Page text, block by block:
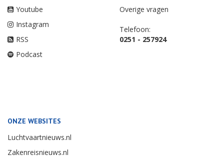
Youtube
Instagram
RSS
Podcast
Overige vragen
Telefoon:
0251 - 257924
ONZE WEBSITES
Luchtvaartnieuws.nl
Zakenreisnieuws.nl